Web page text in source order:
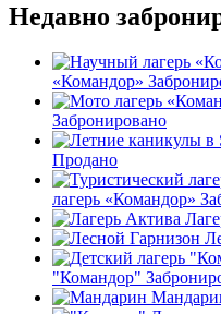
Недавно
«Командор»
Забронировано
Продано
лагерь «Командор»
"Командор"